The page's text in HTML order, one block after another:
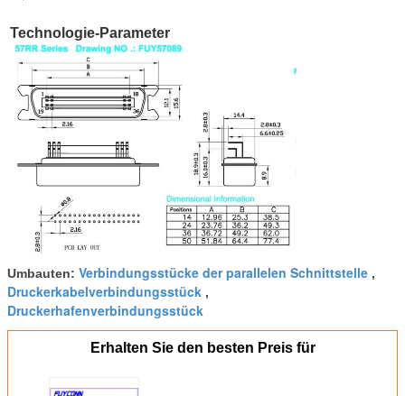
Technologie-Parameter
Umbauten: Verbindungsstücke der parallelen Schnittstelle ,
Druckerkabelverbindungsstück ,
Druckerhafenverbindungsstück
Erhalten Sie den besten Preis für